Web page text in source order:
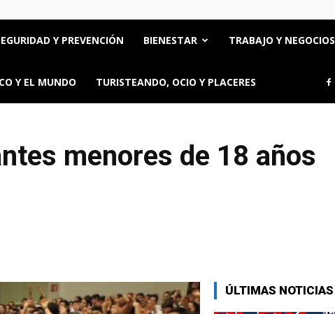
Y PREVENCIÓN BIENESTAR TRABAJO Y NEGOCIOS
Y EL MUNDO TURISTEANDO, OCIO Y PLACERES
menores de 18 años
ÚLTIMAS NOTICIAS